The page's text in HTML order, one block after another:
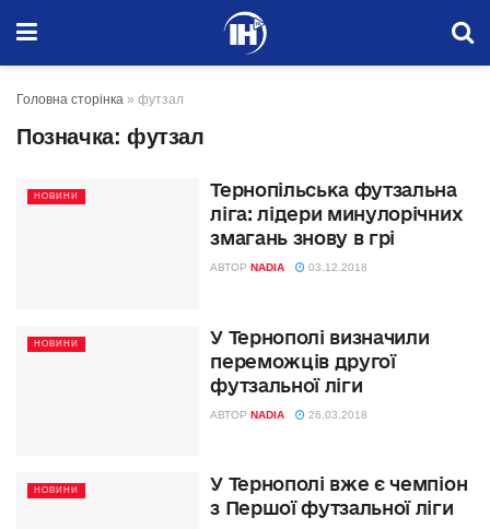
Головна сторінка » футзал
Позначка: футзал
НОВИНИ
Тернопільська футзальна
ліга: лідери минулорічних
змагань знову в грі
АВТОР NADIA 03.12.2018
НОВИНИ
У Тернополі визначили
переможців другої
футзальної ліги
АВТОР NADIA 26.03.2018
НОВИНИ
У Тернополі вже є чемпіон
з Першої футзальної ліги